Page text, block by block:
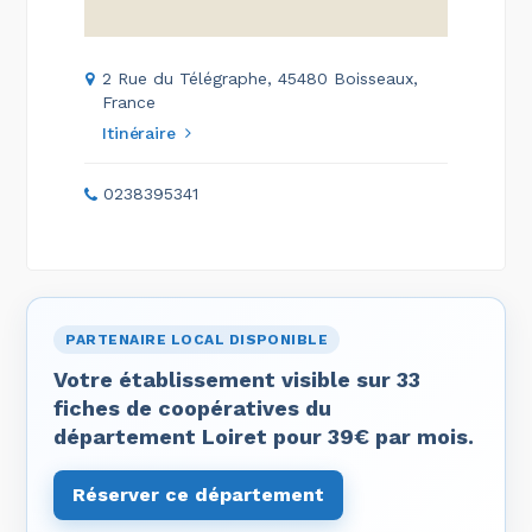
2 Rue du Télégraphe, 45480 Boisseaux,
France
Itinéraire
0238395341
PARTENAIRE LOCAL DISPONIBLE
Votre établissement visible sur 33
fiches de coopératives du
département Loiret pour 39€ par mois.
Réserver ce département